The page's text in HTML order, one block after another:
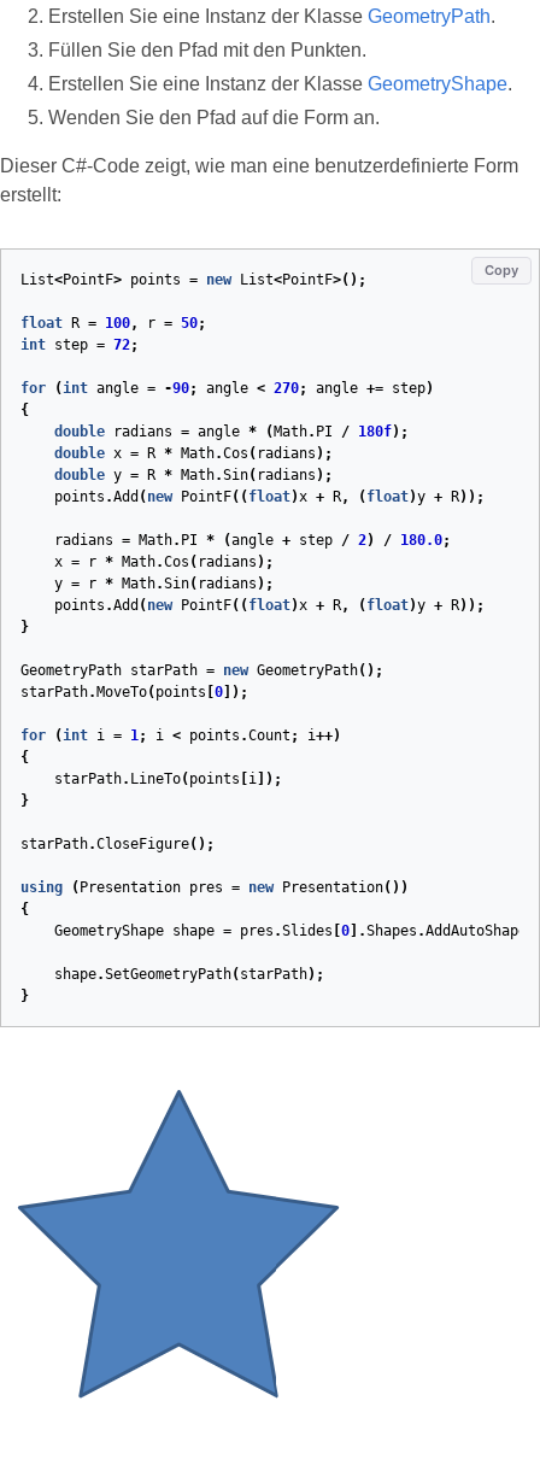
Erstellen Sie eine Instanz der Klasse GeometryPath.
Füllen Sie den Pfad mit den Punkten.
Erstellen Sie eine Instanz der Klasse GeometryShape.
Wenden Sie den Pfad auf die Form an.
Dieser C#‑Code zeigt, wie man eine benutzerdefinierte Form
erstellt:
Copy
List<PointF> points = new List<PointF>();
float R = 100, r = 50;
int step = 72;
for (int angle = -90; angle < 270; angle += step)
{
double
radians = angle * ( Math. PI / 180f);
double x = R * Math.Cos ( radians );
double y = R * Math.Sin( radians );
points .Add ( new PointF(( float)x + R, ( float)y + R));
radians = Math. PI * (angle + step / 2) / 180.0;
x = r * Math.Cos ( radians );
y = r * Math.Sin( radians );
points .Add ( new PointF(( float)x + R, ( float)y + R));
}
GeometryPath starPath = new GeometryPath();
starPath. MoveTo( points 0 ]);
for (int i = 1; i < points .Count ; i++)
{
starPath. LineTo( points i ]);
}
starPath.CloseFigure();
using ( Presentation pres = new Presentation())
{
GeometryShape shape = pres .Slides 0 ].Shapes .AddAutoShape
shape.SetGeometryPath( starPath);
}